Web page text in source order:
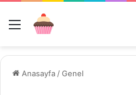
Menü
Anasayfa /Genel